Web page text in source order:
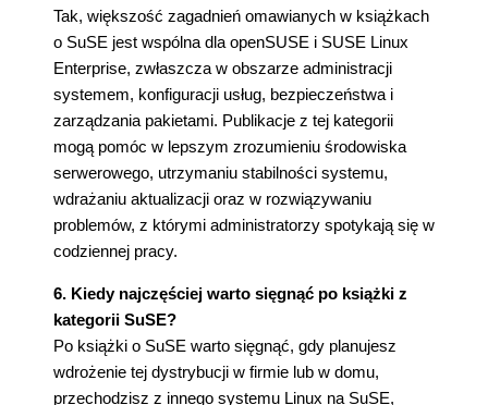
Tak, większość zagadnień omawianych w książkach
o SuSE jest wspólna dla openSUSE i SUSE Linux
Enterprise, zwłaszcza w obszarze administracji
systemem, konfiguracji usług, bezpieczeństwa i
zarządzania pakietami. Publikacje z tej kategorii
mogą pomóc w lepszym zrozumieniu środowiska
serwerowego, utrzymaniu stabilności systemu,
wdrażaniu aktualizacji oraz w rozwiązywaniu
problemów, z którymi administratorzy spotykają się w
codziennej pracy.
6. Kiedy najczęściej warto sięgnąć po książki z
kategorii SuSE?
Po książki o SuSE warto sięgnąć, gdy planujesz
wdrożenie tej dystrybucji w firmie lub w domu,
przechodzisz z innego systemu Linux na SuSE,